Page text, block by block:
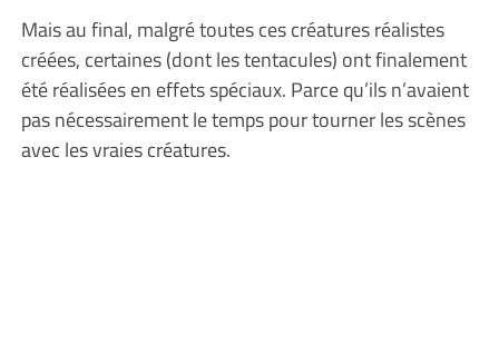
Mais au final, malgré toutes ces créatures réalistes
créées, certaines (dont les tentacules) ont finalement
été réalisées en effets spéciaux. Parce qu’ils n’avaient
pas nécessairement le temps pour tourner les scènes
avec les vraies créatures.